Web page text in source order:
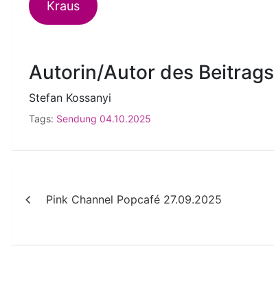
Kraus
Autorin/Autor des Beitrags
Stefan Kossanyi
Tags: Sendung 04.10.2025
Pink Channel Popcafé 27.09.2025